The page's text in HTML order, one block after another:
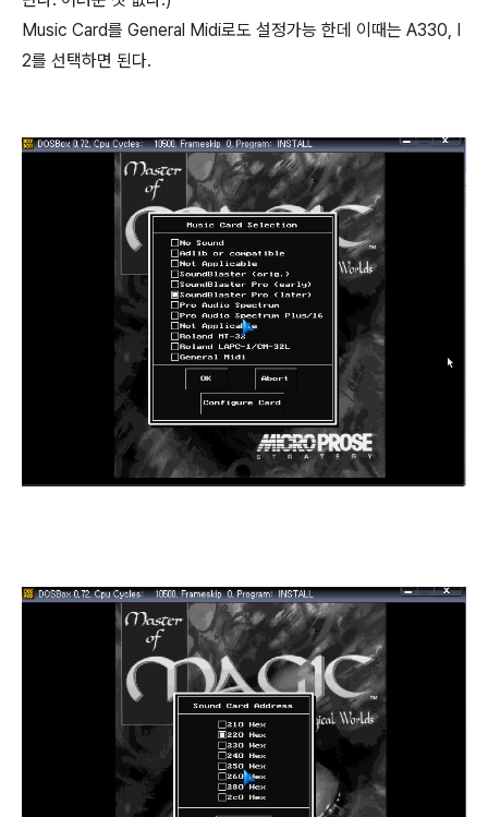
Music Card를 General Midi로도 설정가능 한데 이때는 A330, I
2를 선택하면 된다.